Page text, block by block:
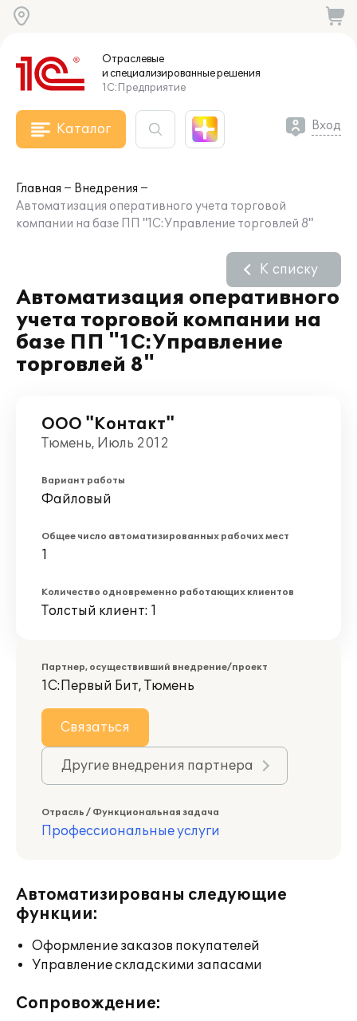
Отраслевые
и специализированныерешения
1С:Предприятие
Каталог Вход
Главная
Внедрения
Автоматизация оперативного учета торговой
компании на базе ПП "1С:Управление торговлей 8"
Автоматизация оперативного
учета торговой компании на
базе ПП "1С:Управление
торговлей 8"
К списку
ООО "Контакт"
Тюмень, Июль 2012
Вариант работы
Файловый
Общее число автоматизированных рабочих мест
1
Количество одновременно работающих клиентов
Толстый клиент: 1
Партнер, осуществивший внедрение/проект
1С:Первый Бит, Тюмень
Связаться
Другие внедрения партнера
Отрасль / Функциональная задача
Профессиональные услуги
Автоматизированы следующие
функции:
Оформление заказов покупателей
Управление складскими запасами
Сопровождение: